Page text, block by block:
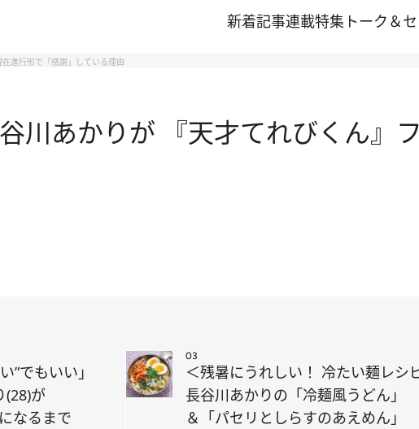
新着記事連載特集 トーク＆
進行形で「感謝」している理由
川あかりが 『天才てれびくん』
”でもいい」
(28)が
なるまで
03
＜残暑にうれしい！ 冷たい麺レシ
長谷川あかりの「冷麺風うどん」
＆「パセリとしらすのあえめん」